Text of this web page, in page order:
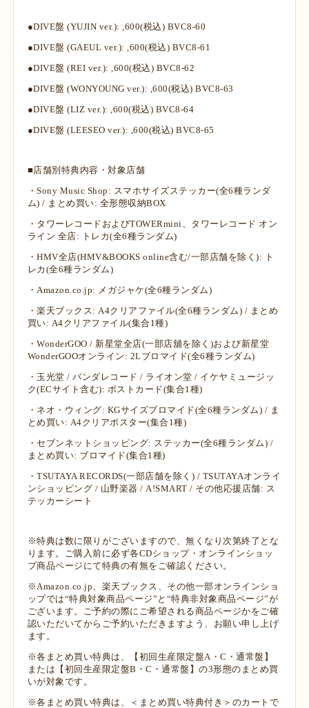
●DIVE盤 (YUJIN ver.): ,600(税込) BVC8-60
●DIVE盤 (GAEUL ver.): ,600(税込) BVC8-61
●DIVE盤 (REI ver.): ,600(税込) BVC8-62
●DIVE盤 (WONYOUNG ver.): ,600(税込) BVC8-63
●DIVE盤 (LIZ ver.): ,600(税込) BVC8-64
●DIVE盤 (LEESEO ver.): ,600(税込) BVC8-65
■店舗別特典内容・対象店舗
・Sony Music Shop: スマホサイズステッカー(全6種ランダ
ム) / まとめ買い: 全形態収納BOX
・タワーレコードおよびTOWERmini、タワーレコード オン
ライン 全店: トレカ(全6種ランダム)
・HMV全店(HMV&BOOKS online含む/一部店舗を除く): ト
レカ(全6種ランダム)
・Amazon.co.jp: メガジャケ(全6種ランダム)
・楽天ブックス: A4クリアファイル(全6種ランダム) / まとめ
買い: A4クリアファイル(集合1種)
・WonderGOO / 新星堂全店(一部店舖を除く)および新星堂
WonderGOOオンライン: 2Lブロマイド(全6種ランダム)
・玉光堂 / バンダレコード / ライオン堂 / イケヤミュージッ
ク(ECサイト含む): ポストカード(集合1種)
・ネオ・ウィング: KGサイズブロマイド(全6種ランダム) / ま
とめ買い: A4クリアポスター(集合1種)
・セブンネットショッピング: ステッカー(全6種ランダム) /
まとめ買い: ブロマイド(集合1種)
・TSUTAYA RECORDS(一部店舗を除く) / TSUTAYAオンライ
ンショッピング / 山野楽器 / A!SMART / その他応援店舗: ス
テッカーシート
※特典は数に限りがございますので、無くなり次第終了とな
ります。ご購入前に必ず各CDショップ・オンラインショッ
プ商品ページにて特典の有無をご確認ください。
※Amazon.co.jp、楽天ブックス、その他一部オンラインショ
ップでは“特典対象商品ページ”と“特典非対象商品ページ”が
ございます。ご予約の際にご希望される商品ページかをご確
認いただいてからご予約いただきますよう、お願い申し上げ
ます。
※各まとめ買い特典は、【初回生産限定盤A・C・通常盤】
または【初回生産限定盤B・C・通常盤】の3形態のまとめ買
いが対象です。
※各まとめ買い特典は、＜まとめ買い特典付き＞のカートで